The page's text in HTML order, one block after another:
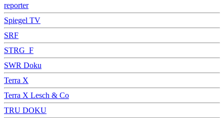
reporter
Spiegel TV
SRF
STRG_F
SWR Doku
Terra X
Terra X Lesch & Co
TRU DOKU